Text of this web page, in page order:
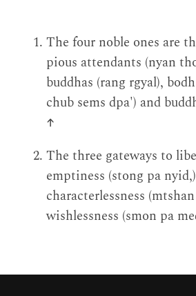
The four noble ones are
pious attendants (nyan
buddhas (rang rgyal),
chub sems dpa') and
↑
The three gateways to
emptiness (stong pa nyid,)
characterlessness
wishlessness (smon pa